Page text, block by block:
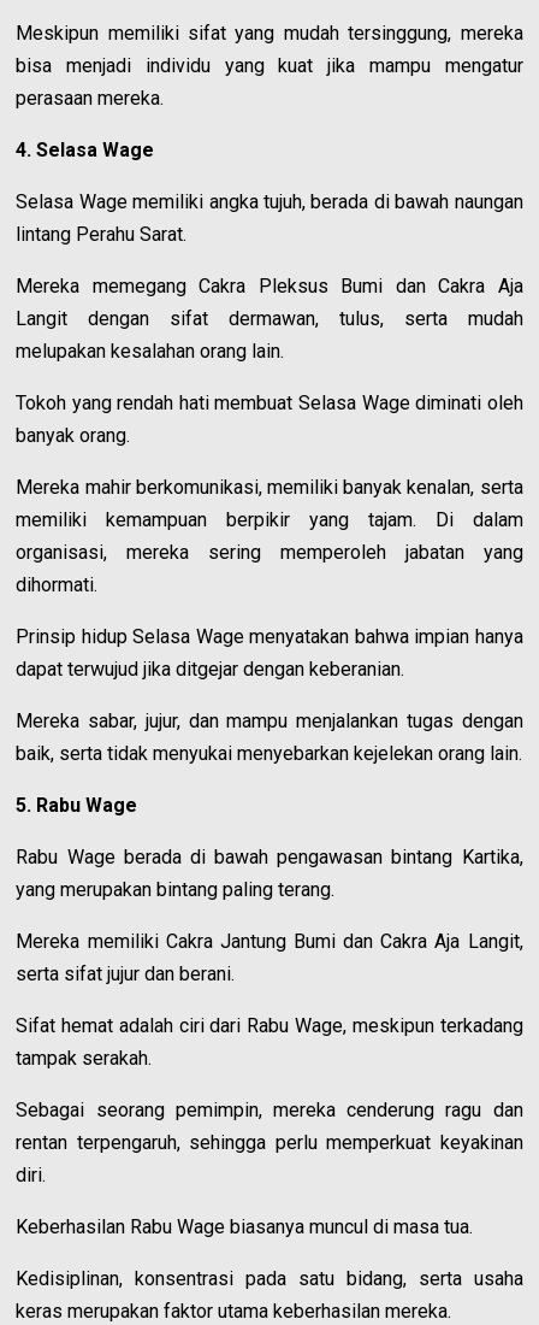
Meskipun memiliki sifat yang mudah tersinggung, mereka
bisa menjadi individu yang kuat jika mampu mengatur
perasaan mereka.
4. Selasa Wage
Selasa Wage memiliki angka tujuh, berada di bawah naungan
lintang Perahu Sarat.
Mereka memegang Cakra Pleksus Bumi dan Cakra Aja
Langit dengan sifat dermawan, tulus, serta mudah
melupakan kesalahan orang lain.
Tokoh yang rendah hati membuat Selasa Wage diminati oleh
banyak orang.
Mereka mahir berkomunikasi, memiliki banyak kenalan, serta
memiliki kemampuan berpikir yang tajam. Di dalam
organisasi, mereka sering memperoleh jabatan yang
dihormati.
Prinsip hidup Selasa Wage menyatakan bahwa impian hanya
dapat terwujud jika ditgejar dengan keberanian.
Mereka sabar, jujur, dan mampu menjalankan tugas dengan
baik, serta tidak menyukai menyebarkan kejelekan orang lain.
5. Rabu Wage
Rabu Wage berada di bawah pengawasan bintang Kartika,
yang merupakan bintang paling terang.
Mereka memiliki Cakra Jantung Bumi dan Cakra Aja Langit,
serta sifat jujur dan berani.
Sifat hemat adalah ciri dari Rabu Wage, meskipun terkadang
tampak serakah.
Sebagai seorang pemimpin, mereka cenderung ragu dan
rentan terpengaruh, sehingga perlu memperkuat keyakinan
diri.
Keberhasilan Rabu Wage biasanya muncul di masa tua.
Kedisiplinan, konsentrasi pada satu bidang, serta usaha
keras merupakan faktor utama keberhasilan mereka.